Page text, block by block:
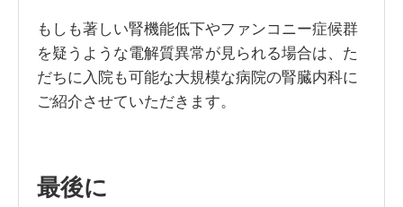
もしも著しい腎機能低下やファンコニー症候群
を疑うような電解質異常が見られる場合は、た
だちに入院も可能な大規模な病院の腎臓内科に
ご紹介させていただきます。
最後に